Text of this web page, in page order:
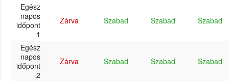
Egész
napos
időpont
1
Zárva Szabad Szabad Szabad
Egész
napos
időpont
2
Zárva Szabad Szabad Szabad